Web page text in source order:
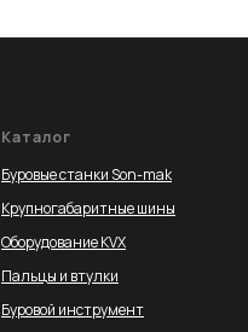
Каталог
Буровые станки Son-mak
Крупногабаритные шины
Оборудование KVX
Пальцы и втулки
Буровой инструмент